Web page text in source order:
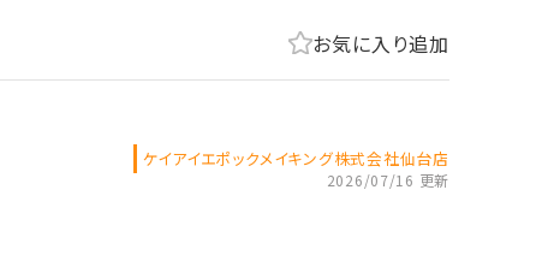
お気に入り追加
ケイアイエポックメイキング株式会社仙台店
2026/07/16 更新